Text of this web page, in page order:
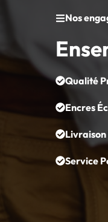
Nos
Qualité
Encres
Service